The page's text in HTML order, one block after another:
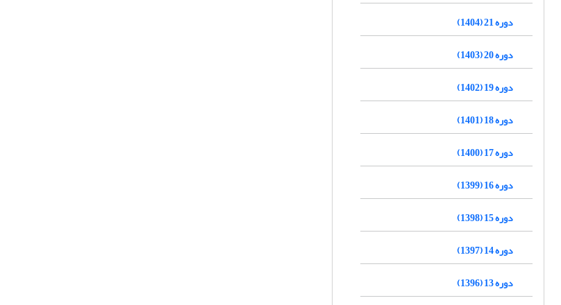
دوره 21 (1404)
دوره 20 (1403)
دوره 19 (1402)
دوره 18 (1401)
دوره 17 (1400)
دوره 16 (1399)
دوره 15 (1398)
دوره 14 (1397)
دوره 13 (1396)